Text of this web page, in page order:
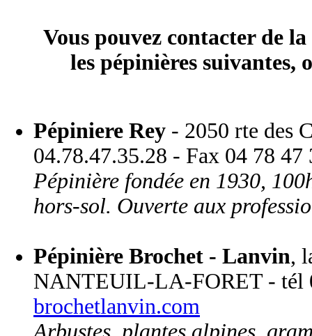
Vous pouvez contacter de
les pépinières
Pépiniere Rey - 2050 rte des
04.78.47.35.28 - Fax 04 78
Pépinière fondée en 1930,
hors-sol. Ouverte aux
Pépinière Brochet - Lanvin,
NANTEUIL-LA-FORET - tél
brochetlanvin.com